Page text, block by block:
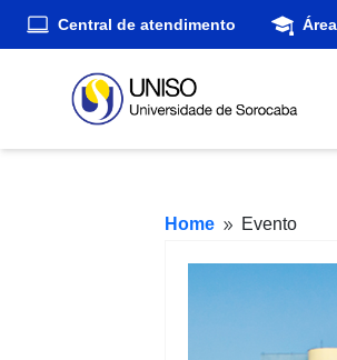
Central de atendimento
Home 9 Evento